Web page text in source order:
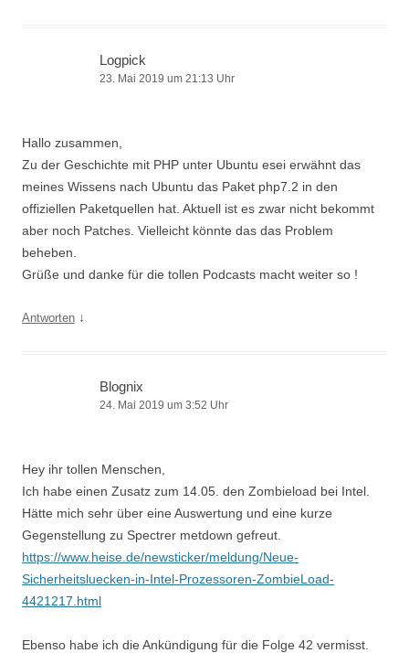
Logpick
23. Mai 2019 um 21:13 Uhr
Hallo zusammen,
Zu der Geschichte mit PHP unter Ubuntu esei erwähnt das
meines Wissens nach Ubuntu das Paket php7.2 in den
offiziellen Paketquellen hat. Aktuell ist es zwar nicht bekommt
aber noch Patches. Vielleicht könnte das das Problem
beheben.
Grüße und danke für die tollen Podcasts macht weiter so !
Antworten ↓
Blognix
24. Mai 2019 um 3:52 Uhr
Hey ihr tollen Menschen,
Ich habe einen Zusatz zum 14.05. den Zombieload bei Intel.
Hätte mich sehr über eine Auswertung und eine kurze
Gegenstellung zu Spectrer metdown gefreut.
https://www.heise.de/newsticker/meldung/Neue-
Sicherheitsluecken-in-Intel-Prozessoren-ZombieLoad-
4421217.html
Ebenso habe ich die Ankündigung für die Folge 42 vermisst.